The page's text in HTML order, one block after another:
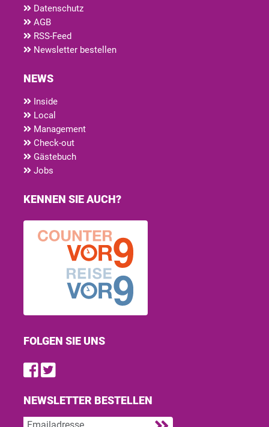
Datenschutz
AGB
RSS-Feed
Newsletter bestellen
NEWS
Inside
Local
Management
Check-out
Gästebuch
Jobs
KENNEN SIE AUCH?
FOLGEN SIE UNS
Find us on Facebook
Follow us on Twitter
NEWSLETTER BESTELLEN